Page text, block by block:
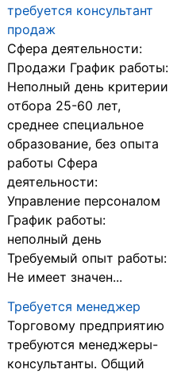
требуется консультант
продаж
Сфера деятельности:
Продажи График работы:
Неполный день критерии
отбора 25-60 лет,
среднее специальное
образование, без опыта
работы Сфера
деятельности:
Управление персоналом
График работы:
неполный день
Требуемый опыт работы:
Не имеет значен...
Требуется менеджер
Торговому предприятию
требуются менеджеры-
консультанты. Общий